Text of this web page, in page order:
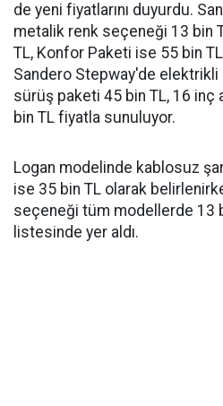
de yeni fiyatlarını duyurdu.
metalik renk seçeneği 13 bin
TL, Konfor Paketi ise 55 bin TL
Sandero Stepway'de elektrikli
sürüş paketi 45 bin TL, 16 inç
bin TL fiyatla sunuluyor.
Logan modelinde kablosuz
ise 35 bin TL olarak
seçeneği tüm modellerde 13
listesinde yer aldı.